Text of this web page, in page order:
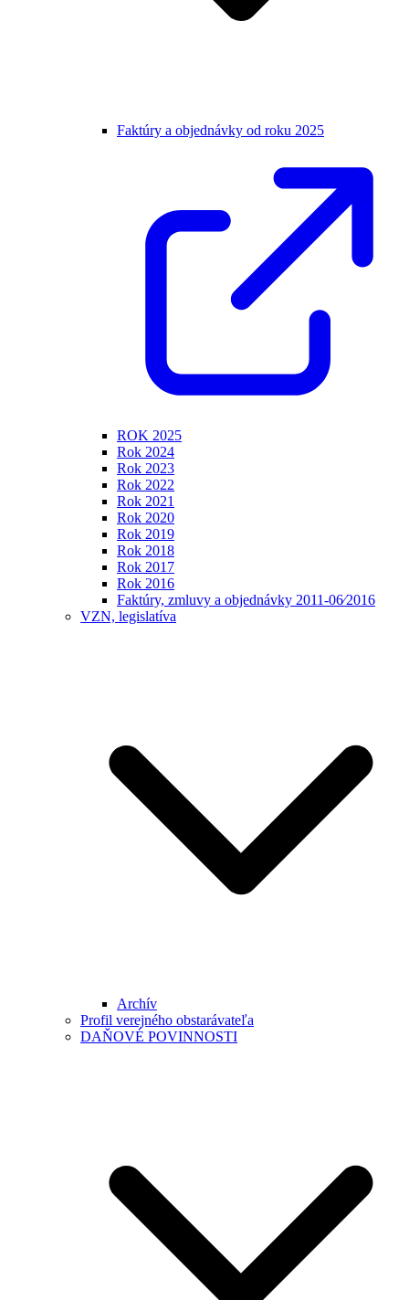
Faktúry a objednávky od roku 2025
ROK 2025
Rok 2024
Rok 2023
Rok 2022
Rok 2021
Rok 2020
Rok 2019
Rok 2018
Rok 2017
Rok 2016
Faktúry, zmluvy a objednávky 2011-06⁄2016
VZN, legislatíva
Archív
Profil verejného obstarávateľa
DAŇOVÉ POVINNOSTI